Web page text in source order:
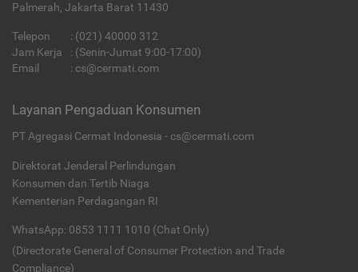
Palmerah, Jakarta Barat 11430
Telepon : (021) 40000 312
Jam Kerja
: (Senin-Jumat 9:00-17:00)
Email
: cs@cermati.com
Layanan Pengaduan Konsumen
PT Agregasi Cermat Indonesia - cs@cermati.com
Direktorat Jenderal Perlindungan
Konsumen dan Tertib Niaga
Kementerian Perdagangan RI
WhatsApp: 0853 1111 1010 (Chat Only)
(Directorate General of Consumer Protection and Trade
Compliance)